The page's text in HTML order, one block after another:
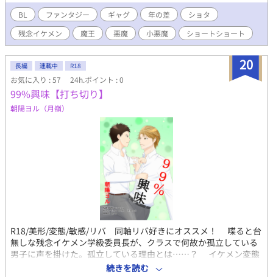
BL ファンタジー ギャグ 年の差
ショタ
残念イケメン
魔王 悪魔 小悪魔 ショートショート
20
長編 連載中 R18
お気に入り : 57 24h.ポイント : 0
99%興味【打ち切り】
朝陽ヨル（月嶺）
R18/美形/変態/敏感/リバ 同軸リバ好きにオススメ！ 喋ると台
無しな残念イケメン学級委員長が、クラスで何故か孤立している
男子に声を掛けた。孤立している理由とは……？ イケメン変態
委員長×超敏感ツンデレの男子校青春ラブコメディ。 ※諸事情
続きを読む